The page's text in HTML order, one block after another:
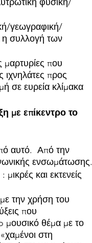
γεωγραφική/
η συλλογή των
μαρτυρίες που
ιχνηλάτες προς
σε ευρεία κλίμακα
με επίκεντρο το
αυτό.  Από την
ενσωμάτωσης.
και εκτενείς
την χρήση του
που
μουσικό θέμα με το
στη